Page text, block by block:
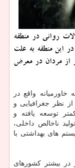
روانی در منطقه
این منطقه به علت
از مردان در معرض
خاورمیانه واقع در
نظر جغرافیایی و
توسعه یافته و
ناخالص داخلی،
های بهداشتی با
در بیشتر کشورهای